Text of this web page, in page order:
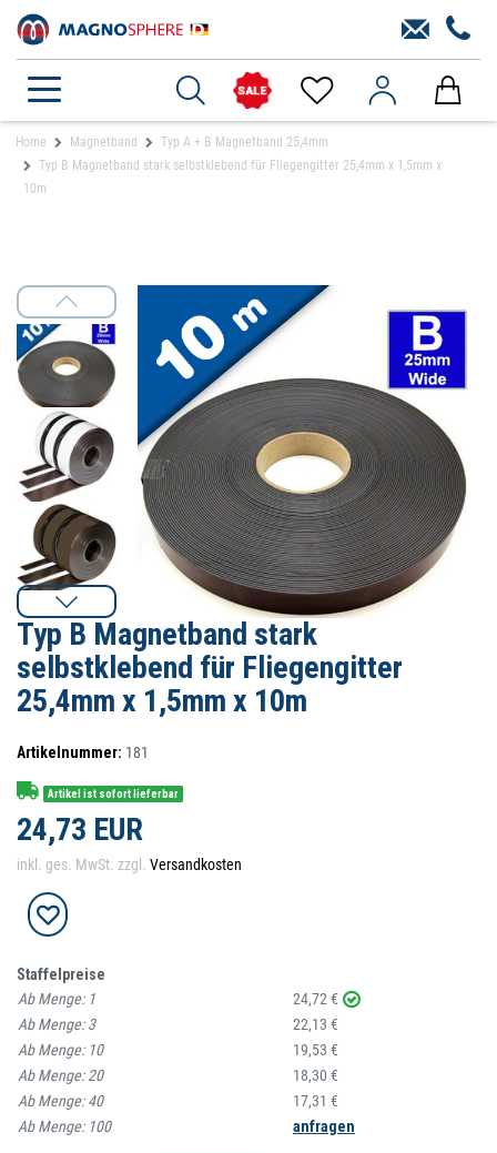
Home Magnetband
Typ A + B Magnetband 25,4mm
Typ B Magnetband stark selbstklebend für Fliegengitter 25,4mm x 1,5mm x
10m
Typ B Magnetband stark
selbstklebend für Fliegengitter
25,4mm x 1,5mm x 10m
Artikelnummer: 181
Artikel ist sofort lieferbar
24,73 EUR
inkl. ges. MwSt. zzgl. Versandkosten
Staffelpreise
Ab Menge: 1
24,72 €
Ab Menge:3
22,13 €
Ab Menge: 10
19,53 €
Ab Menge:20
18,30 €
Ab Menge:40
17,31 €
Ab Menge: 100 anfragen